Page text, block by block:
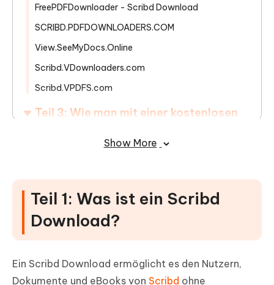
FreePDFDownloader - Scribd Download
SCRIBD.PDFDOWNLOADERS.COM
View.SeeMyDocs.Online
Scribd.VDownloaders.com
Scribd.VPDFS.com
Teil 3: Wie man mit einer kostenlosen
einfach
Show More
Teil 1: Was ist ein Scribd
Download?
Ein Scribd Download ermöglicht es den Nutzern,
Dokumente und eBooks von Scribd ohne